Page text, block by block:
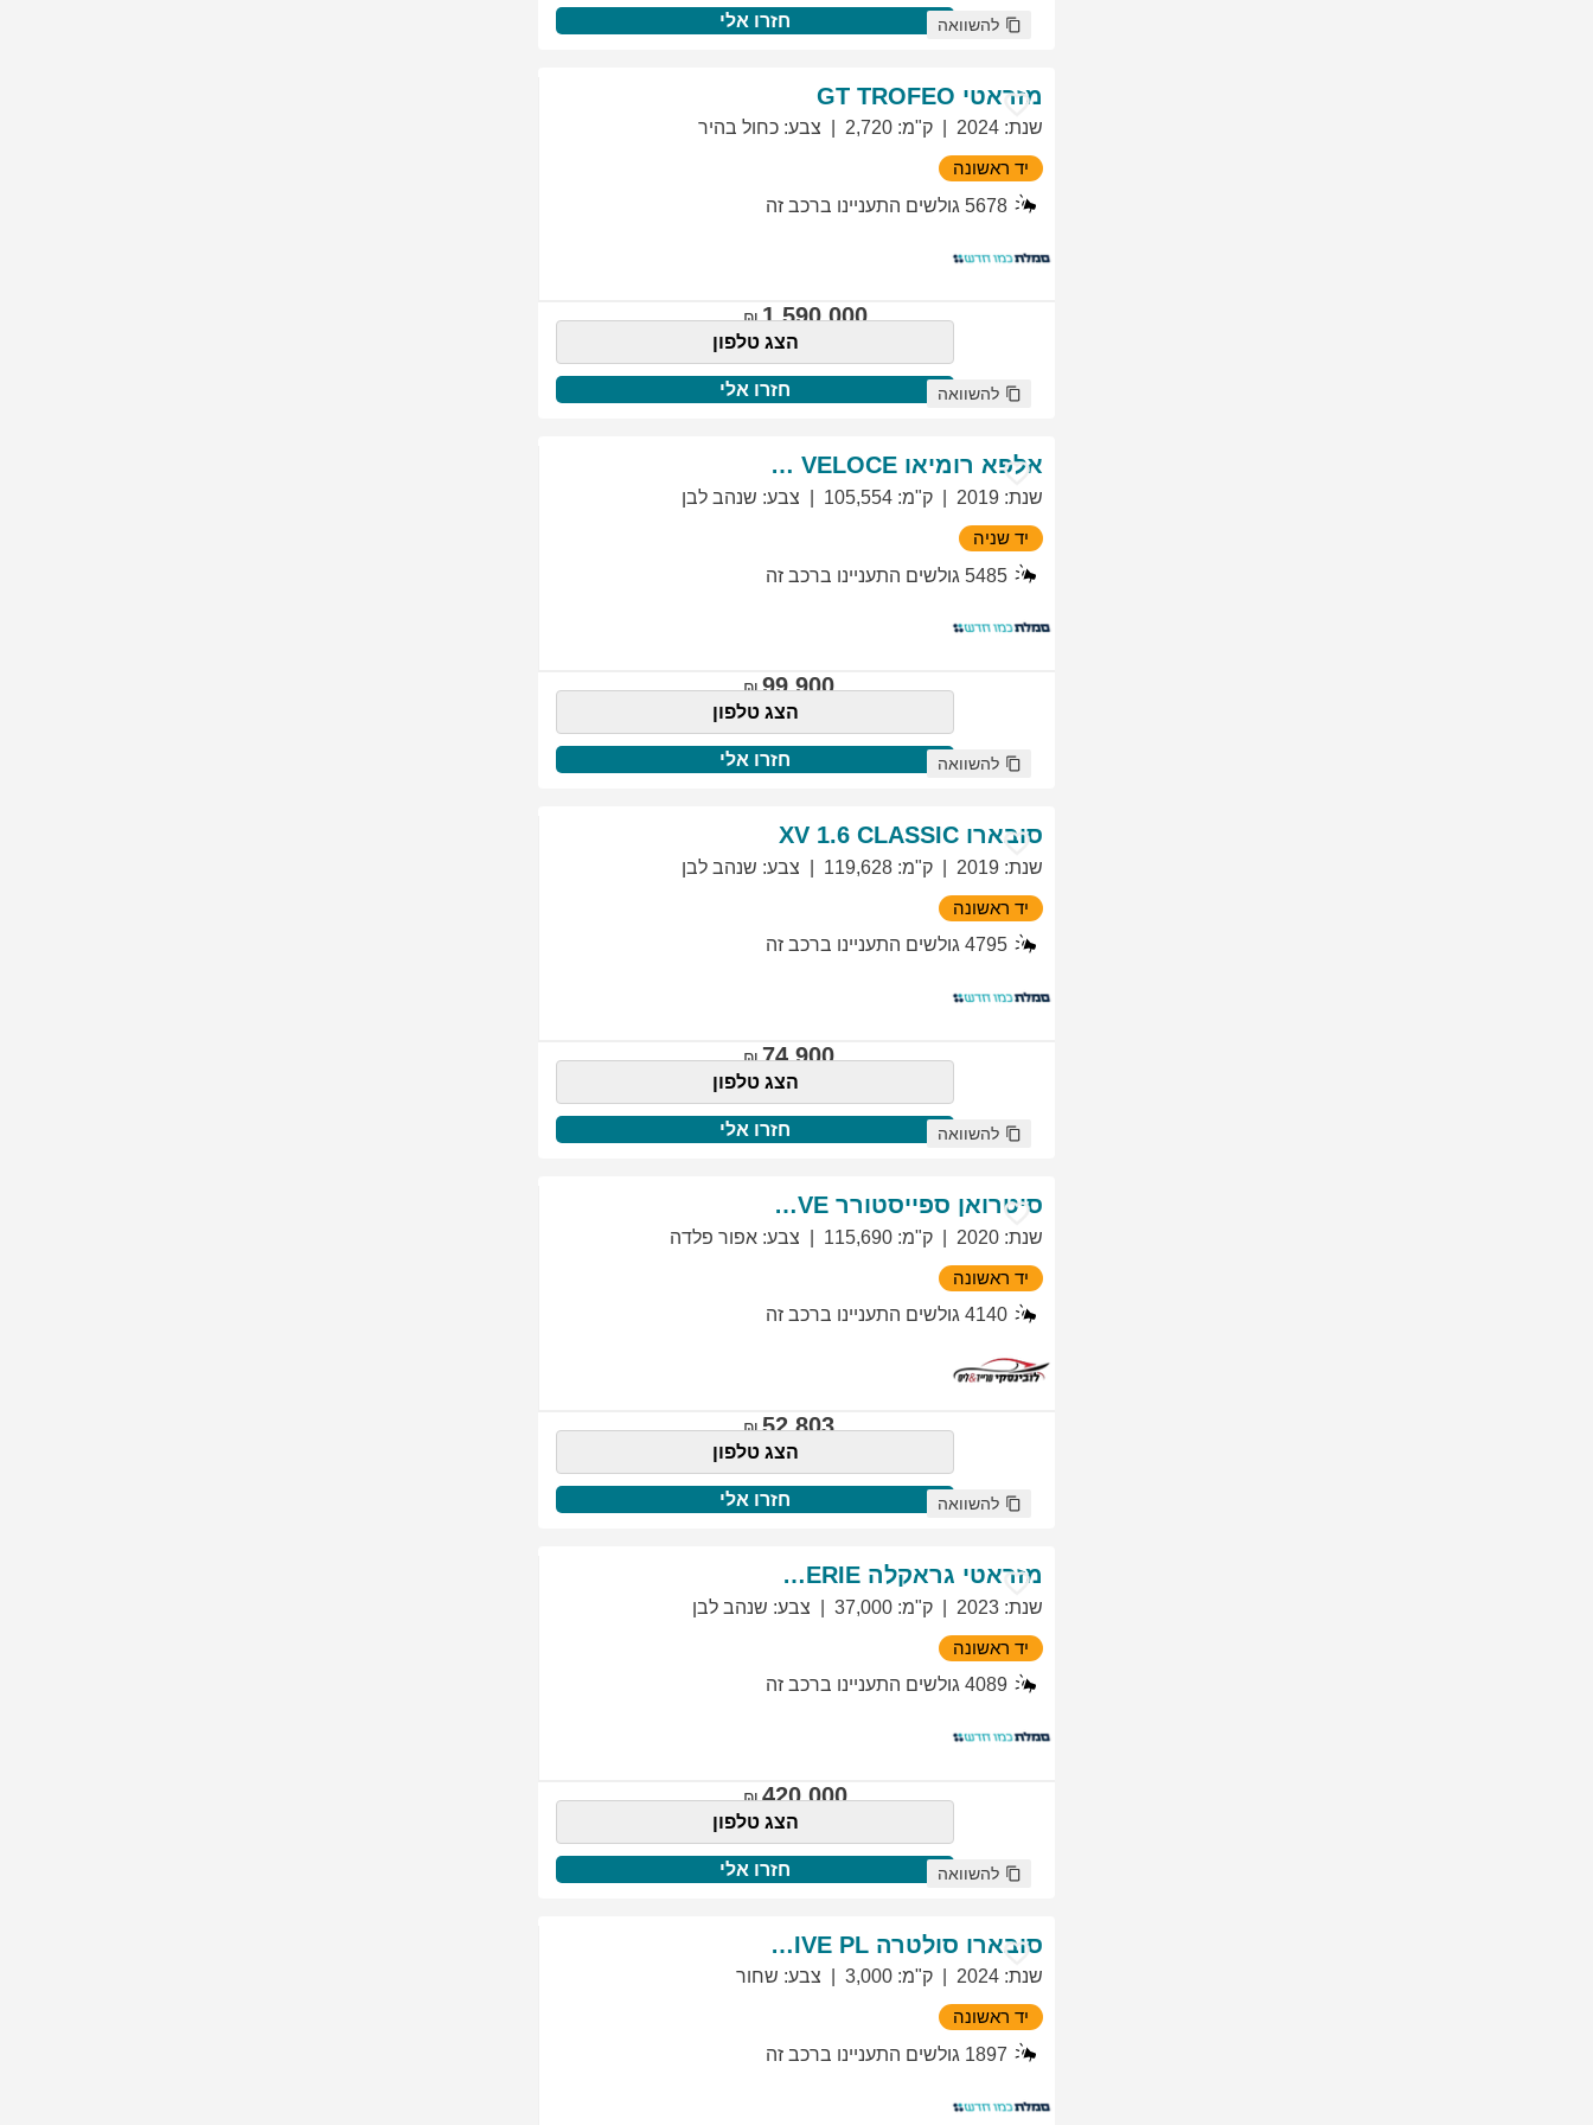
חזרו אלי להשוואה
מזראטי GT TROFEO
שנת:
2024 ק"מ:
2,720 צבע: כחול בהיר
יד ראשונה
5678 גולשים התעניינו ברכב זה
1,590,000
הצג טלפון
חזרו אלי להשוואה
אלפא רומיאו GIULIETTA VELOCE
שנת:
2019 ק"מ:
105,554 צבע: שנהב לבן
יד שניה
5485 גולשים התעניינו ברכב זה
99,900
הצג טלפון
חזרו אלי להשוואה
סובארו XV 1.6 CLASSIC
שנת:
2019 ק"מ:
119,628 צבע: שנהב לבן
יד ראשונה
4795 גולשים התעניינו ברכב זה
74,900
הצג טלפון
חזרו אלי להשוואה
סיטרואן ספייסטורר EXCLUSIVE
שנת:
2020 ק"מ:
115,690 צבע: אפור פלדה
יד ראשונה
4140 גולשים התעניינו ברכב זה
52,803
הצג טלפון
חזרו אלי להשוואה
מזראטי גראקלה PRIMASERIE
שנת:
2023 ק"מ:
37,000 צבע: שנהב לבן
יד ראשונה
4089 גולשים התעניינו ברכב זה
420,000
הצג טלפון
חזרו אלי להשוואה
סובארו סולטרה EXCLUSIVE PL
שנת:
2024 ק"מ:
3,000 צבע: שחור
יד ראשונה
1897 גולשים התעניינו ברכב זה